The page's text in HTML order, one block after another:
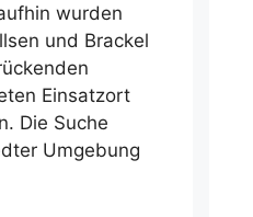
wurden
und Brackel
Einsatzort
Die Suche
Umgebung